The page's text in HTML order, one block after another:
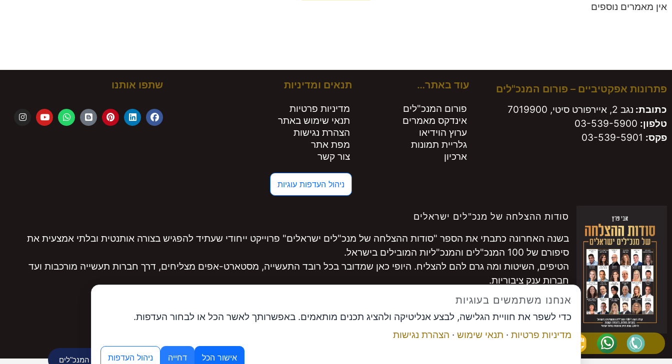
אין מאמרים נוספים
משאירים חותם!
פתרונות אפקטיביים – פורום המנכ"לים
כתובת: נגב 2, איירפורט סיטי, 7019900
טלפון: 03-539-5900
פקס:
עוד באתר…
פורום המנכ"לים
אינדקס מאמרים
ערוץ הוידיאו
גלריית תמונות
ארכיון
תנאים ומדיניות
מדיניות פרטיות
תנאי שימוש באתר
הצהרת נגישות
מפת אתר
צור קשר
ניהול העדפות עוגיות
שתפו אותנו
סודות ההצלחה של מנכ"לים ישראלים
בשנה האחרונה כתבתי את הספר "סודות ההצלחה של מנכ"לים ישראלים" פרוייקט ייחודי שעתיד להפגיש בצורה אותנטית ובלתי אמצעית את
סיפורם של 100 המנכ"לים והמנכ"ליות המובילים בישראל.
הטיפים, השיטות ומה גרם להם להצליח. היופי כאן שמדובר בכל רובד התעשייה, מסטארט-אפים מצליחים, דרך חברות תעשייה מורכבות ועד
חברות ענק ציבוריות.
...............
אבי פרץ, מייסד פורום המנכ"לים ומנכ"ל פתרונות אפקטיביים
מנוע ה-AI של פורום המנכ"לים
אנחנו משתמשים בעוגיות
כדי לשפר את חוויית הגלישה, לבצע אנליטיקה ולהציג תכנים מותאמים. באפשרותך לאשר הכל או לבחור העדפות.
מדיניות פרטיות · תנאי שימוש · הצהרת נגישות
אישור הכל דחייה ניהול העדפות